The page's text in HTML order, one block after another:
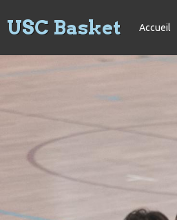
USC Basket Accueil